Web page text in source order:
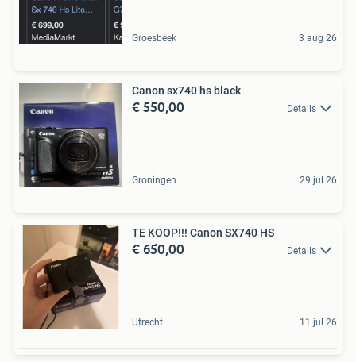
Groesbeek 3 aug 26
Canon sx740 hs black
€ 550,00 Details
Groningen 29 jul 26
TE KOOP!!! Canon SX740 HS
€ 650,00 Details
Utrecht 11 jul 26